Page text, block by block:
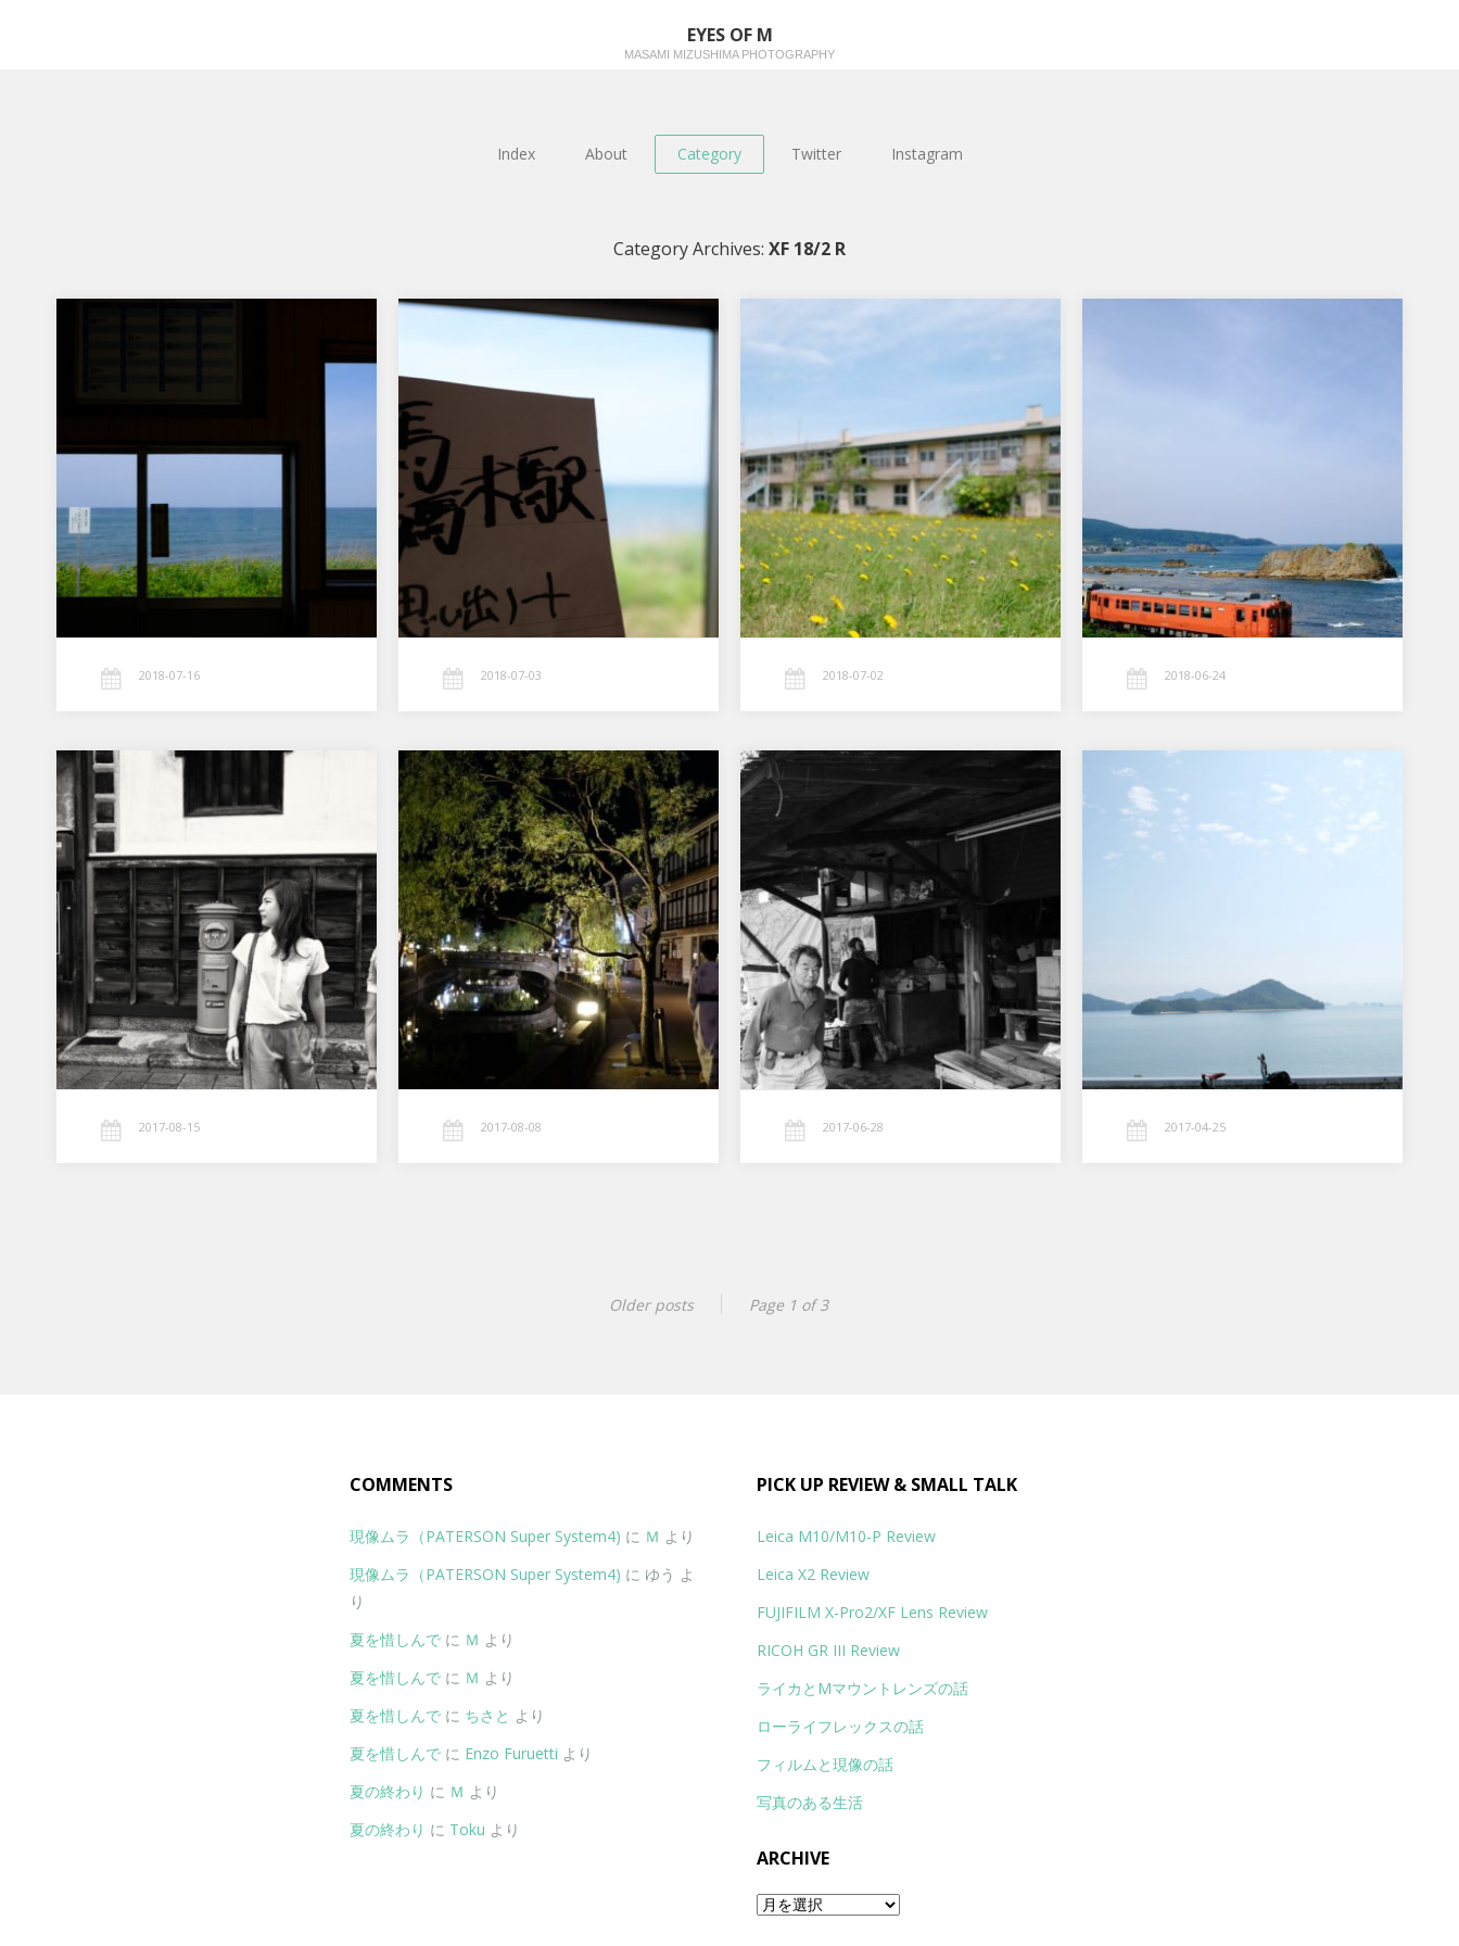
EYES OF M
MASAMI MIZUSHIMA PHOTOGRAPHY
Index About Category Twitter Instagram
Category Archives: XF 18/2 R
2018-07-16
JR五能線/驫木駅 木造の駅舎とこのロ
ケーションで特定の人々の間では 結
構有名らしい (笑) 僕の思い出はここに
来る前の坂が結構き…
2018-07-03
廃校
使わなくなった校庭には 一面のたん
ぽぽの花…
2018-07-02 2018-06-24
シャッターフィーリング X-
Pro2
好みの問題はあるけど このカメラの
シャッターフィーリングは相当いいと
思う このことはこのカメラを最初に
手にした時からずっと感じてい…
2017-08-15
城の崎にて。
城の崎にて…
2017-08-08
魚屋
魚屋 このレンズ リニューアルされる
とかされないとか… フジのACROSモ
ード撮って出し… MMともM10とも全
く違うのが面白い…
2017-06-28 2017-04-25
Older posts Page 1 of 3
COMMENTS
現像ムラ（PATERSON Super System4) に Ｍ より
現像ムラ（PATERSON Super System4) に ゆう よ
り
夏を惜しんで に Ｍ より
夏を惜しんで に Ｍ より
夏を惜しんで に ちさと より
夏を惜しんで に Enzo Furuetti より
夏の終わり に Ｍ より
夏の終わり に Toku より
PICK UP REVIEW & SMALL TALK
Leica M10/M10-P Review
Leica X2 Review
FUJIFILM X-Pro2/XF Lens Review
RICOH GR III Review
ライカとMマウントレンズの話
ローライフレックスの話
フィルムと現像の話
写真のある生活
ARCHIVE
Archive